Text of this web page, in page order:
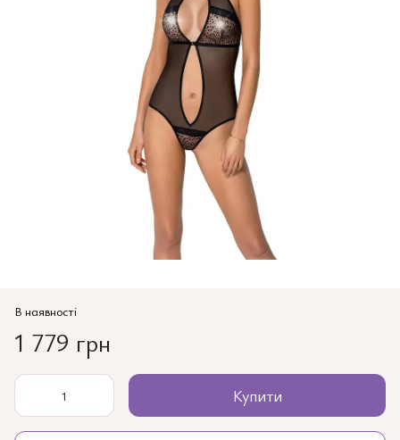
В наявності
1 779 грн
Купити